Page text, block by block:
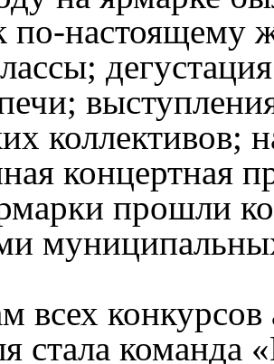
по-настоящему
коллективов;
концертная
прошли
всех
стала команда